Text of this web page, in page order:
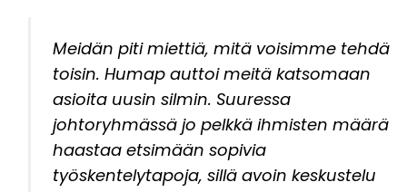
Meidän piti miettiä, mitä voisimme tehdä
toisin. Humap auttoi meitä katsomaan
asioita uusin silmin. Suuressa
johtoryhmässä jo pelkkä ihmisten määrä
haastaa etsimään sopivia
työskentelytapoja, sillä avoin keskustelu